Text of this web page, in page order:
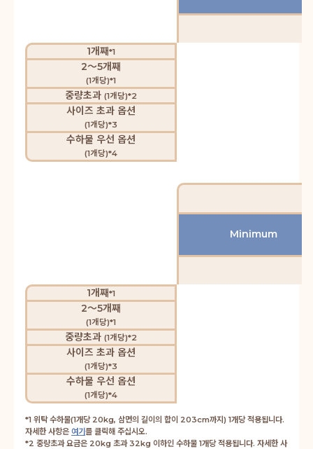
1개째*1
2～5개째
(1개당)*1
중량초과 (1개당)*2
사이즈 초과 옵션
(1개당)*3
수하물 우선 옵션
(1개당)*4
Minimum
1개째*1
2～5개째
(1개당)*1
중량초과 (1개당)*2
사이즈 초과 옵션
(1개당)*3
수하물 우선 옵션
(1개당)*4
*1 위탁 수하물(1개당 20kg, 삼면의 길이의 합이 203cm까지) 1개당 적용됩니다.
자세한 사항은 여기를 클릭해 주십시오.
*2 중량초과 요금은 20kg 초과 32kg 이하인 수하물 1개당 적용됩니다. 자세한 사